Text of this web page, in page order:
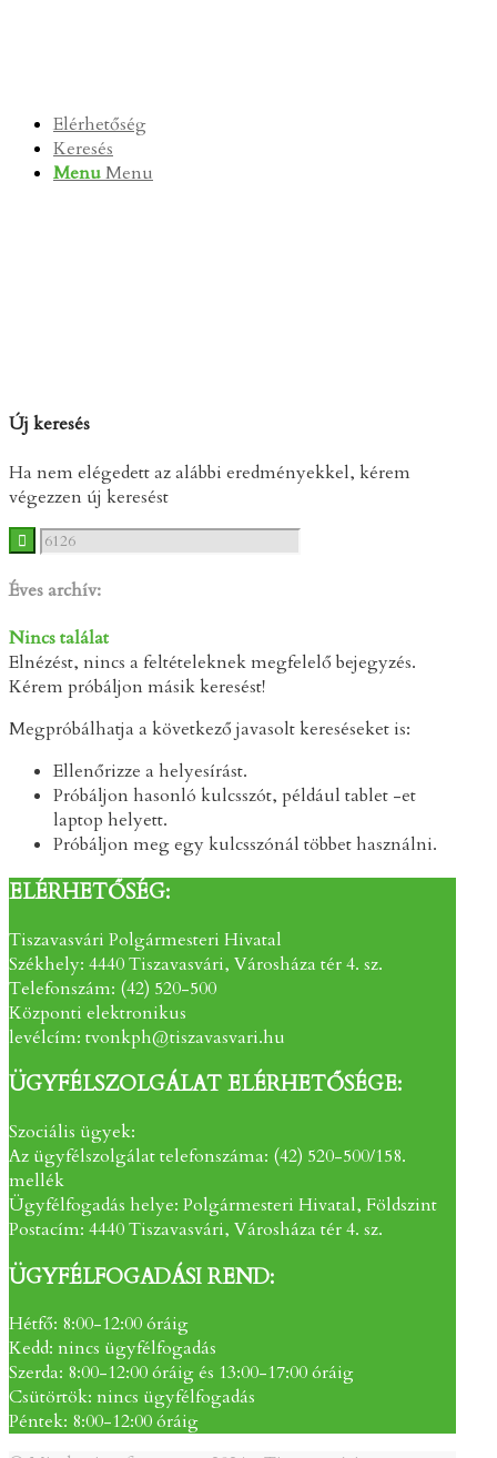
Elérhetőség
Keresés
MenuMenu
Új keresés
Ha nem elégedett az alábbi eredményekkel, kérem
végezzen új keresést
Éves archív:
Nincs találat
Elnézést, nincs a feltételeknek megfelelő bejegyzés.
Kérem próbáljon másik keresést!
Megpróbálhatja a következő javasolt kereséseket is:
Ellenőrizze a helyesírást.
Próbáljon hasonló kulcsszót, például tablet -et
laptop helyett.
Próbáljon meg egy kulcsszónál többet használni.
ELÉRHETŐSÉG:
Tiszavasvári Polgármesteri Hivatal
Székhely: 4440 Tiszavasvári, Városháza tér 4. sz.
Telefonszám: (42) 520-500
Központi elektronikus
levélcím: tvonkph@tiszavasvari.hu
ÜGYFÉLSZOLGÁLAT ELÉRHETŐSÉGE:
Szociális ügyek:
Az ügyfélszolgálat telefonszáma: (42) 520-500/158.
mellék
Ügyfélfogadás helye: Polgármesteri Hivatal, Földszint
Postacím: 4440 Tiszavasvári, Városháza tér 4. sz.
ÜGYFÉLFOGADÁSI REND:
Hétfő: 8:00-12:00 óráig
Kedd: nincs ügyfélfogadás
Szerda: 8:00-12:00 óráig és 13:00-17:00 óráig
Csütörtök: nincs ügyfélfogadás
Péntek: 8:00-12:00 óráig